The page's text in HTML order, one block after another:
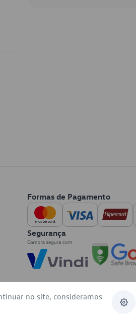
Formas de Pagamento
Segurança
no site, consideramos